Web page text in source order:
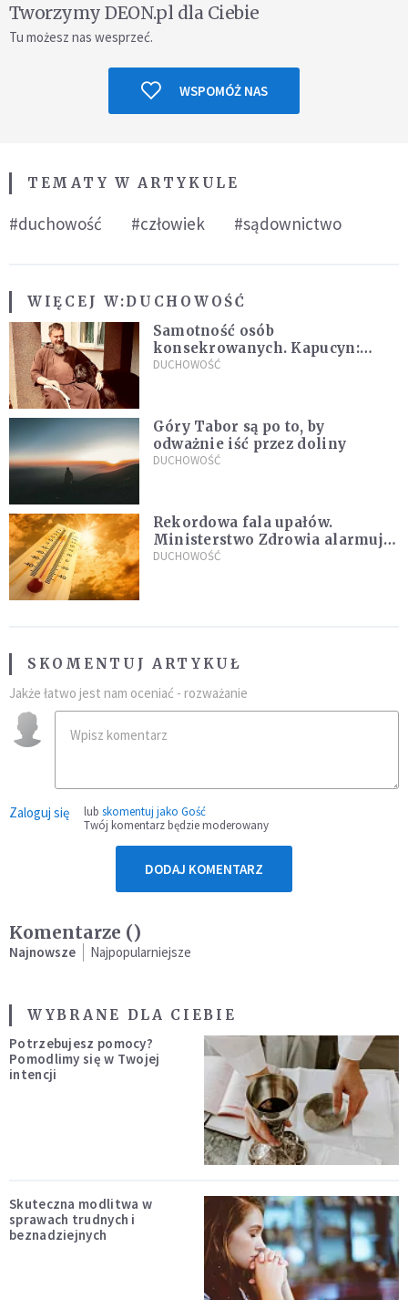
Tworzymy DEON.pl dla Ciebie
Tu możesz nas wesprzeć.
WSPOMÓŻ NAS
TEMATY W ARTYKULE
#duchowość #człowiek #sądownictwo
WIĘCEJ W:DUCHOWOŚĆ
Samotność osób
konsekrowanych. Kapucyn:
Życie w pojedynkę rzadko jest
DUCHOWOŚĆ
Góry Tabor są po to, by
odważnie iść przez doliny
DUCHOWOŚĆ
Rekordowa fala upałów.
Ministerstwo Zdrowia alarmuje
po doświadczeniach z czerwca
DUCHOWOŚĆ
SKOMENTUJ ARTYKUŁ
Jakże łatwo jest nam oceniać - rozważanie
Zaloguj się lub skomentuj jako Gość
Twój komentarz będzie moderowany
DODAJ KOMENTARZ
Komentarze ()
Najnowsze Najpopularniejsze
WYBRANE DLA CIEBIE
Potrzebujesz pomocy?
Pomodlimy się w Twojej
intencji
Skuteczna modlitwa w
sprawach trudnych i
beznadziejnych